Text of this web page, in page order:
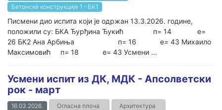
Бетонске конструкције 1 - БК1
Писмени дио испита који је одржан 13.3.2026. године,
положили су: БКА Ђурђина Ђукић п= 14 е=
26 БК2 Ана Арбиња п= 16 е= 43 Михаило
Максимовић п= 18 е= 43 Усмени ...
Усмени испит из ДК, МДК - Апсолветски
рок - март
16.03.2026. Огласна плоча
Архитектура